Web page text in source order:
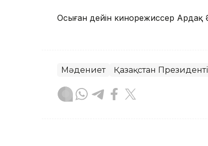
Осыған дейін кинорежиссер Ардақ
Мәдениет Қазақстан Президенті